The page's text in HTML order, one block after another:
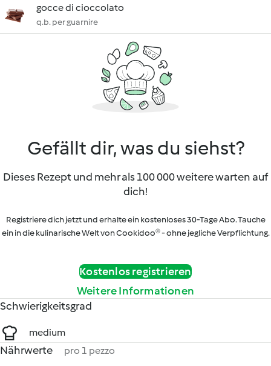
gocce di cioccolato
q.b. per guarnire
Gefällt dir, was du siehst?
Dieses Rezept und mehr als 100 000 weitere warten auf
dich!
Registriere dich jetzt und erhalte ein kostenloses 30-Tage Abo. Tauche
ein in die kulinarische Welt von Cookidoo® - ohne jegliche Verpflichtung.
Kostenlos registrieren
Weitere Informationen
Schwierigkeitsgrad
medium
Nährwerte pro 1 pezzo